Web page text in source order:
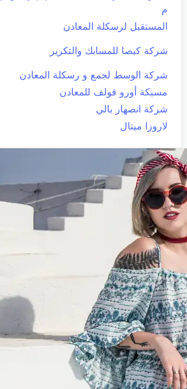
م
المستقبل لرسكلة المعادن
شركة كبصا للمسابك والتكرير
شركة الوسط لجمع و رسكلة المعادن
مسبكة أورو قولف للمعادن
شركة انصهار بالي
لاروزا ميتال